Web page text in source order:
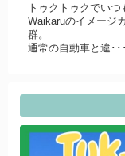
トゥクトゥクでい
Waikaruのイメージ
群。
通常の自動車と違･･･